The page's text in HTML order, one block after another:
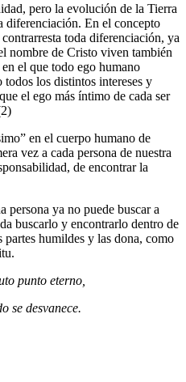
pero la evolución de la Tierra
diferenciación. En el concepto
toda diferenciación, ya
nombre de Cristo viven también
el que todo ego humano
los distintos intereses y
el ego más íntimo de cada ser
en el cuerpo humano de
vez a cada persona de nuestra
de encontrar la
persona ya no puede buscar a
buscarlo y encontrarlo dentro de
partes humildes y las dona, como
punto eterno,
se desvanece.